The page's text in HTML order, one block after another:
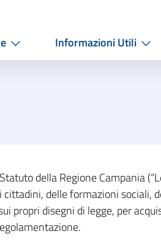
Informazioni Utili
della Regione Campania
delle formazioni sociali,
propri disegni di legge, per